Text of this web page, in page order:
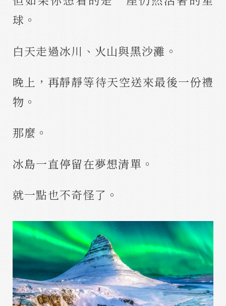
球。
白天走過冰川、火山與黑沙灘。
晚上，再靜靜等待天空送來最後一份禮
物。
那麼。
冰島一直停留在夢想清單。
就一點也不奇怪了。